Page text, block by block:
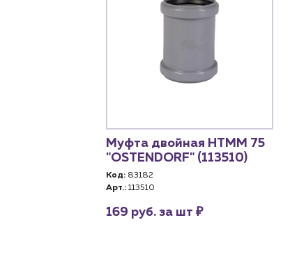
Муфта двойная HTMM 75
"OSTENDORF" (113510)
Код: 83182
Арт.: 113510
169 руб. за шт ₽